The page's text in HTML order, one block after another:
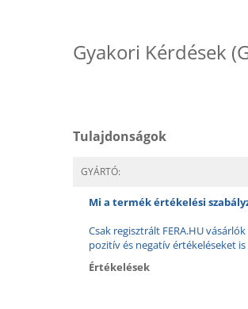
Gyakori Kérdések
Tulajdonságok
GYÁRTÓ:
Mi a termék értékelési
Csak regisztrált FERA.HU
pozitív és negatív értékeléseket
Értékelések